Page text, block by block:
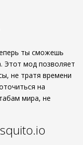
ты сможешь
Этот мод позволяет
не тратя времени
на
мира, не